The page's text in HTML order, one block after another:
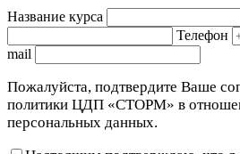
Название курса
Телефон
mail
Пожалуйста, подтвердите Ваше
политики ЦДП «СТОРМ» в
персональных данных.